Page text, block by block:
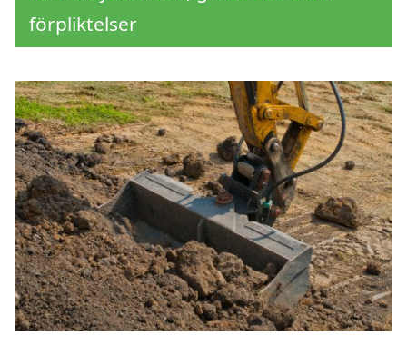
förpliktelser